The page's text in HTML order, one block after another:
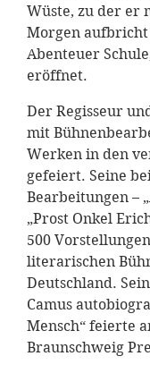
Wüste, zu der er
Morgen aufbricht
Abenteuer
eröffnet.
Der Regisseur
mit
Werken in den
gefeiert. Seine
Bearbeitungen –
„Prost Onkel
500
literarischen
Deutschland.
Camus
Mensch“ feierte
Braunschweig